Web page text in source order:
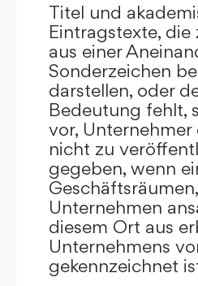
Titel und
Eintragstexte,
aus einer
Sonderzeichen
darstellen, oder
Bedeutung fehlt,
vor,
nicht zu
gegeben, wenn
Unternehmen
diesem Ort aus
Unternehmens
gekennzeichnet